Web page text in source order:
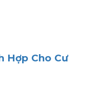
Hợp Cho Cư